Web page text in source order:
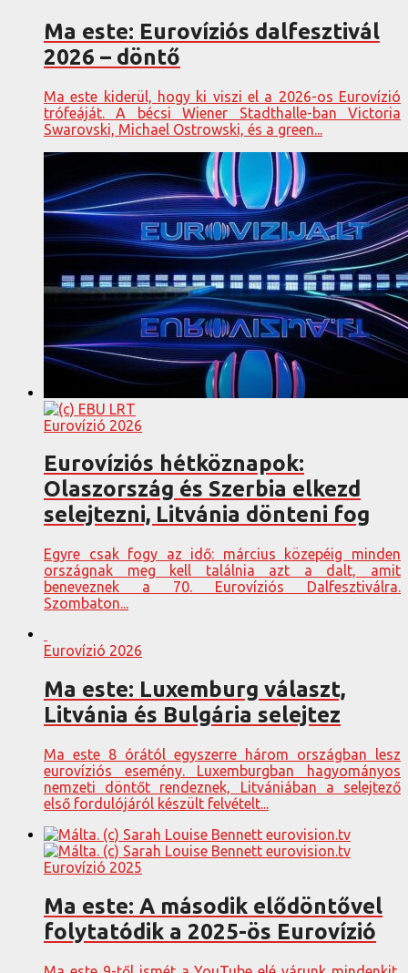
Ma este: Eurovíziós dalfesztivál
2026 – döntő
Ma este kiderül, hogy ki viszi el a 2026-os Eurovízió
trófeáját. A bécsi Wiener Stadthalle-ban Victoria
Swarovski, Michael Ostrowski, és a green...
Eurovízió 2026
Eurovíziós hétköznapok:
Olaszország és Szerbia elkezd
selejtezni, Litvánia dönteni fog
Egyre csak fogy az idő: március közepéig minden
országnak meg kell találnia azt a dalt, amit
beneveznek a 70. Eurovíziós Dalfesztiválra.
Szombaton...
Eurovízió 2026
Ma este: Luxemburg választ,
Litvánia és Bulgária selejtez
Ma este 8 órától egyszerre három országban lesz
eurovíziós esemény. Luxemburgban hagyományos
nemzeti döntőt rendeznek, Litvániában a selejtező
első fordulójáról készült felvételt...
Eurovízió 2025
Ma este: A második elődöntővel
folytatódik a 2025-ös Eurovízió